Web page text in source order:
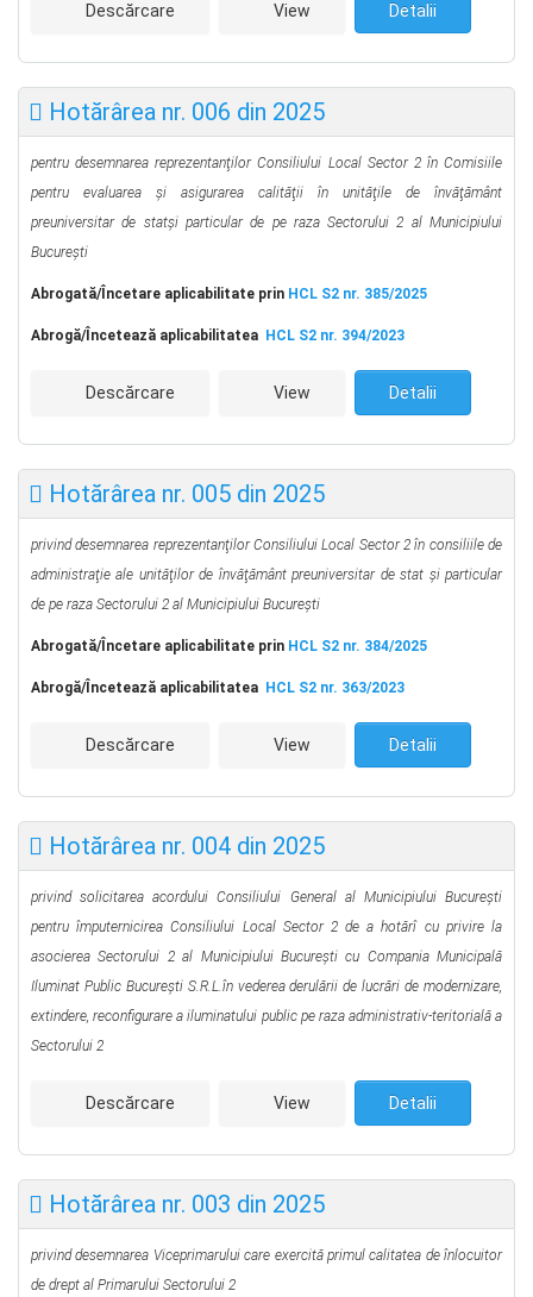
Descărcare View Detalii
Hotărârea nr. 006 din 2025
pentru desemnarea reprezentanţilor Consiliului Local Sector 2 în Comisiile
pentru evaluarea şi asigurarea calităţii în unităţile de învăţământ
preuniversitar de statşi particular de pe raza Sectorului 2 al Municipiului
Bucureşti
Abrogată/Încetare aplicabilitate prin HCL S2 nr. 385/2025
Abrogă/Încetează aplicabilitatea HCL S2 nr. 394/2023
Descărcare View Detalii
Hotărârea nr. 005 din 2025
privind desemnarea reprezentanţilor Consiliului Local Sector 2 în consiliile de
administraţie ale unităţilor de învăţământ preuniversitar de stat şi particular
de pe raza Sectorului 2 al Municipiului Bucureşti
Abrogată/Încetare aplicabilitate prin HCL S2 nr. 384/2025
Abrogă/Încetează aplicabilitatea HCL S2 nr. 363/2023
Descărcare View Detalii
Hotărârea nr. 004 din 2025
privind solicitarea acordului Consiliului General al Municipiului Bucureşti
pentru împuternicirea Consiliului Local Sector 2 de a hotărî cu privire la
asocierea Sectorului 2 al Municipiului Bucureşti cu Compania Municipală
Iluminat Public Bucureşti S.R.L.în vederea derulării de lucrări de modernizare,
extindere, reconfigurare a iluminatului public pe raza administrativ-teritorială a
Sectorului 2
Descărcare View Detalii
Hotărârea nr. 003 din 2025
privind desemnarea Viceprimarului care exercită primul calitatea de înlocuitor
de drept al Primarului Sectorului 2